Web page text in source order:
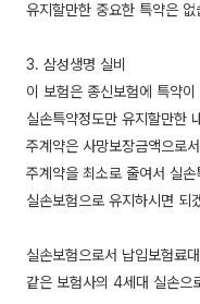
유지할만한 중요한 특약은 없
3. 삼성생명 실비
이 보험은 종신보험에 특약
실손특약정도만 유지할만한
주계약은 사망보장금액으로
주계약을 최소로 줄여서 실
실손보험으로 유지하시면 되
실손보험으로서 납입보험료
같은 보험사의 4세대 실손으